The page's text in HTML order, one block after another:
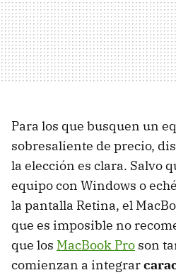
Para los que busquen un
sobresaliente de precio,
la elección es clara. Salvo
equipo con Windows o
la pantalla Retina, el
que es imposible no
que los MacBook Pro son
comienzan a integrar